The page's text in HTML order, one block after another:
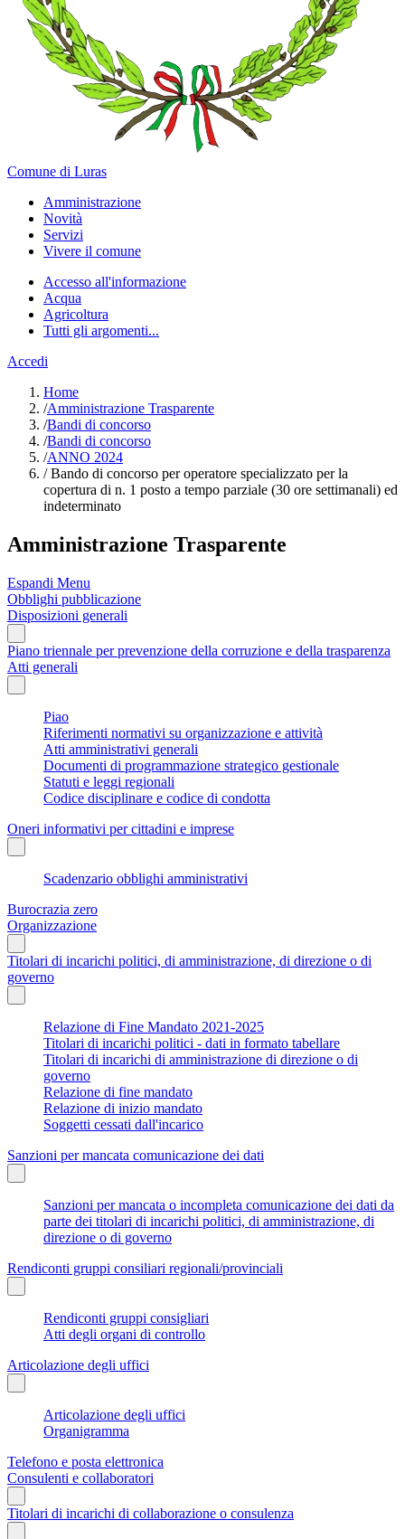
Comune di Luras
Amministrazione
Novità
Servizi
Vivere il comune
Accesso all'informazione
Acqua
Agricoltura
Tutti gli argomenti...
Accedi
Home
/Amministrazione Trasparente
/Bandi di concorso
/Bandi di concorso
/ANNO 2024
/Bando di concorso per operatore specializzato per la
copertura di n. 1 posto a tempo parziale (30 ore settimanali) ed
indeterminato
Amministrazione Trasparente
Espandi Menu
Obblighi pubblicazione
Disposizioni generali
Piano triennale per prevenzione della corruzione e della trasparenza
Atti generali
Piao
Riferimenti normativi su organizzazione e attività
Atti amministrativi generali
Documenti di programmazione strategico gestionale
Statuti e leggi regionali
Codice disciplinare e codice di condotta
Oneri informativi per cittadini e imprese
Scadenzario obblighi amministrativi
Burocrazia zero
Organizzazione
Titolari di incarichi politici, di amministrazione, di direzione o di
governo
Relazione di Fine Mandato 2021-2025
Titolari di incarichi politici - dati in formato tabellare
Titolari di incarichi di amministrazione di direzione o di
governo
Relazione di fine mandato
Relazione di inizio mandato
Soggetti cessati dall'incarico
Sanzioni per mancata comunicazione dei dati
Sanzioni per mancata o incompleta comunicazione dei dati da
parte dei titolari di incarichi politici, di amministrazione, di
direzione o di governo
Rendiconti gruppi consiliari regionali/provinciali
Rendiconti gruppi consigliari
Atti degli organi di controllo
Articolazione degli uffici
Articolazione degli uffici
Organigramma
Telefono e posta elettronica
Consulenti e collaboratori
Titolari di incarichi di collaborazione o consulenza